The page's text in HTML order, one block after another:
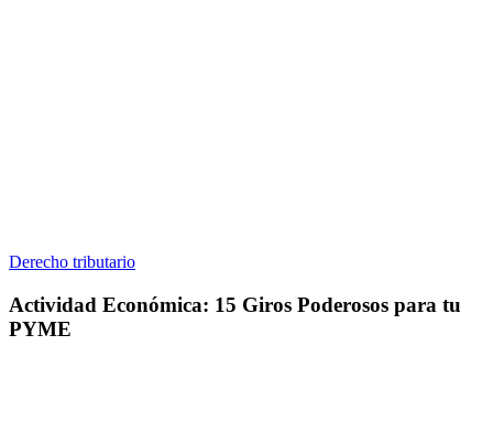
Derecho tributarioActividad
15
Actividad Económica: 15 Giros Poderosos para tu
PYME